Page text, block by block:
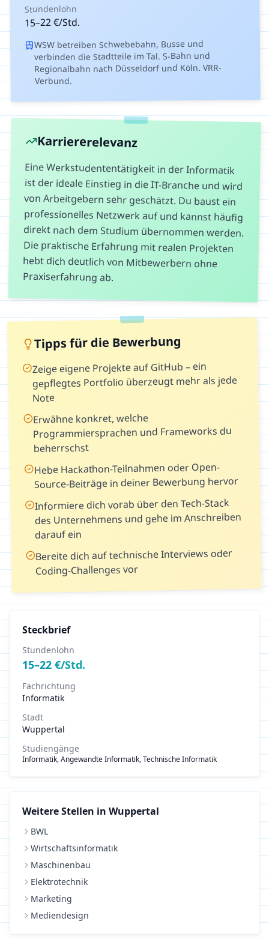
Stundenlohn
15–22€/Std.
WSW betreiben Schwebebahn, Busse und
verbinden die Stadtteile im Tal. S-Bahn und
Regionalbahn nach Düsseldorf und Köln. VRR-
Verbund.
Karriererelevanz
Eine Werkstudententätigkeit in der Informatik
ist der ideale Einstieg in die IT-Branche und wird
von Arbeitgebern sehr geschätzt. Du baust ein
professionelles Netzwerk auf und kannst häufig
direkt nach dem Studium übernommen werden.
Die praktische Erfahrung mit realen Projekten
hebt dich deutlich von Mitbewerbern ohne
Praxiserfahrung ab.
Tipps für die Bewerbung
Zeige eigene Projekte auf GitHub – ein
gepflegtes Portfolio überzeugt mehr als jede
Note
Erwähne konkret, welche
Programmiersprachen und Frameworks du
beherrschst
Hebe Hackathon-Teilnahmen oder Open-
Source-Beiträge in deiner Bewerbung hervor
Informiere dich vorab über den Tech-Stack
des Unternehmens und gehe im Anschreiben
darauf ein
Bereite dich auf technische Interviews oder
Coding-Challenges vor
Steckbrief
Stundenlohn
15–22 €/Std.
Fachrichtung
Informatik
Stadt
Wuppertal
Studiengänge
Informatik, Angewandte Informatik, Technische Informatik
Weitere Stellen in Wuppertal
BWL
Wirtschaftsinformatik
Maschinenbau
Elektrotechnik
Marketing
Mediendesign